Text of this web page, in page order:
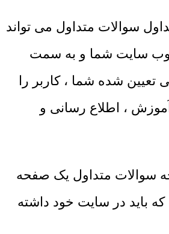
سوالات متداول می تواند
وب سایت شما و به سمت
تعیین شده شما ، کاربر را
، اطلاع رسانی و
سوالات متداول یک صفحه
باید در سایت خود داشته